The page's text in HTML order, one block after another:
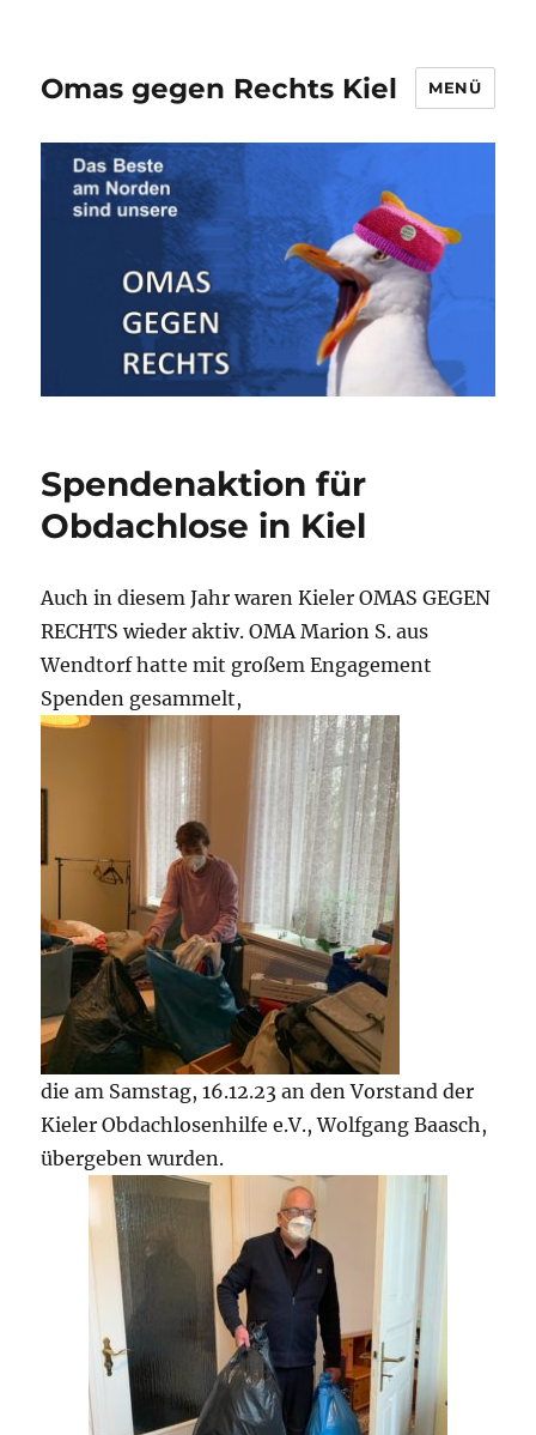
Omas gegen Rechts Kiel MENÜ
Spendenaktion für
Obdachlose in Kiel
Auch in diesem Jahr waren Kieler OMAS GEGEN
RECHTS wieder aktiv. OMA Marion S. aus
Wendtorf hatte mit großem Engagement
Spenden gesammelt,
die am Samstag, 16.12.23 an den Vorstand der
Kieler Obdachlosenhilfe e.V., Wolfgang Baasch,
übergeben wurden.